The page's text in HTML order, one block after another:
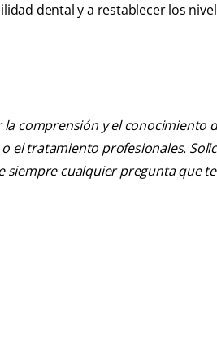
dental y a restablecer los
comprensión y el conocimiento
el tratamiento profesionales.
siempre cualquier pregunta que